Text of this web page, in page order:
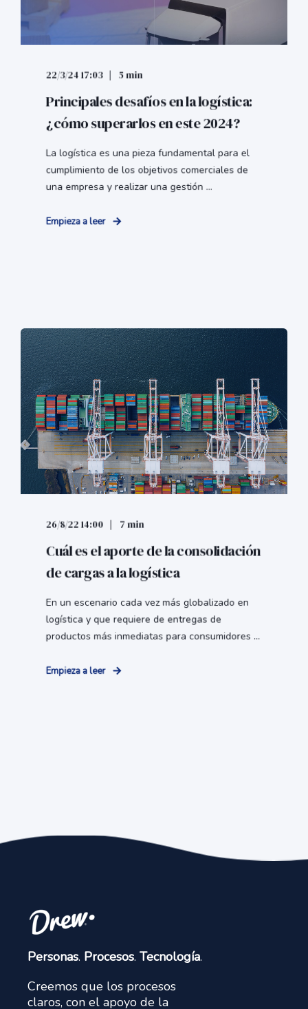
22/3/24 17:03 5 min
Principales desafíos en la logística:
¿cómo superarlos en este 2024?
La logística es una pieza fundamental para el
cumplimiento de los objetivos comerciales de
una empresa y realizar una gestión ...
Empieza a leer
26/8/22 14:00 7 min
Cuál es el aporte de la consolidación
de cargas a la logística
En un escenario cada vez más globalizado en
logística y que requiere de entregas de
productos más inmediatas para consumidores ...
Empieza a leer
Personas. Procesos. Tecnología.
Creemos que los procesos
claros, con el apoyo de la